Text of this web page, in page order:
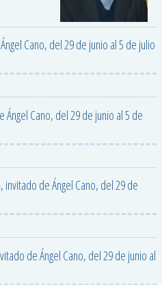
Cano, del 29 de junio al 5 de julio
Cano, del 29 de junio al 5 de
de Ángel Cano, del 29 de
de Ángel Cano, del 29 de junio al